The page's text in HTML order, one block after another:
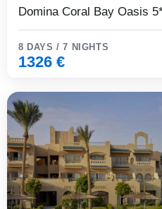
Domina Coral Bay Oasis
8 DAYS / 7 NIGHTS
1326 €